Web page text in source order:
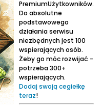
PremiumUżytkowników.
Do absolutne
podstawowego
działania serwisu
niezbędnych jest 100
wspierających osób.
Żeby go móc rozwijać -
potrzeba 300+
wspierających.
Dodaj swoją cegiełkę
teraz!